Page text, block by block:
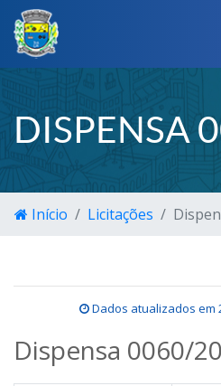
DISPENSA
Início Licitações
Dados atualizados em
Dispensa 0060/